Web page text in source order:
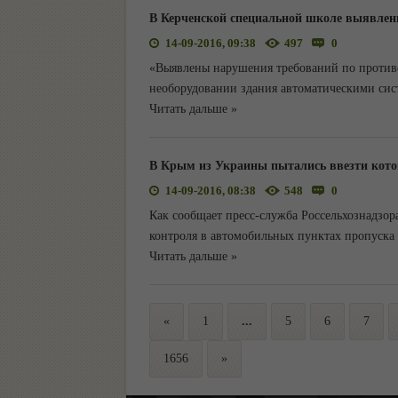
В Керченской специальной школе
14-09-2016, 09:38
497
0
«Выявлены нарушения требований по
необорудовании здания автоматическими
Читать дальше »
В Крым из Украины пытались ввезти
14-09-2016, 08:38
548
0
Как сообщает пресс-служба
контроля в автомобильных пунктах
Читать дальше »
« 1 ... 5 6 7
1656 »